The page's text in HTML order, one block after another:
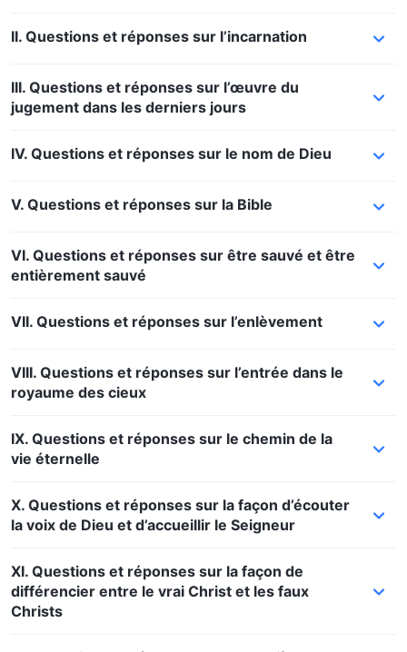
II. Questions et réponses sur l’incarnation
III. Questions et réponses sur l’œuvre du
jugement dans les derniers jours
IV. Questions et réponses sur le nom de Dieu
V. Questions et réponses sur la Bible
VI. Questions et réponses sur être sauvé et être
entièrement sauvé
VII. Questions et réponses sur l’enlèvement
VIII. Questions et réponses sur l’entrée dans le
royaume des cieux
IX. Questions et réponses sur le chemin de la
vie éternelle
X. Questions et réponses sur la façon d’écouter
la voix de Dieu et d’accueillir le Seigneur
XI. Questions et réponses sur la façon de
différencier entre le vrai Christ et les faux
Christs